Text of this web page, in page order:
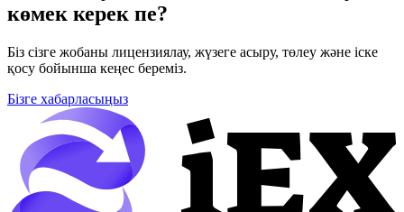
көмек керек пе?
Біз сізге жобаны лицензиялау, жүзеге асыру, төлеу және іске
қосу бойынша кеңес береміз.
Бізге хабарласыңыз